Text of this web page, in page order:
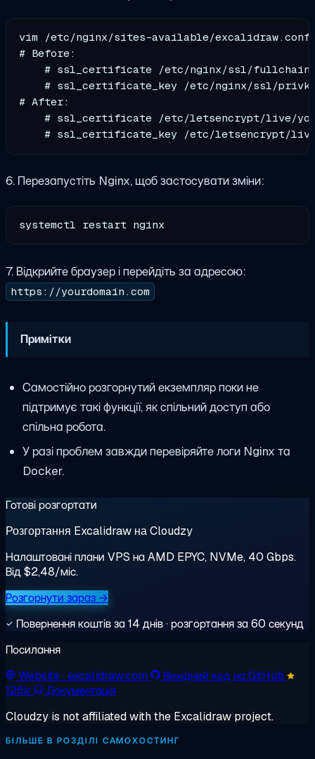
vim /etc/nginx/sites-available/excalidraw.conf
# Before:
# ssl_certificate /etc/nginx/ssl/
# ssl_certificate_key /etc/nginx/ssl/
# After:
# ssl_certificate /etc/letsencrypt/live/
6. Перезапустіть Nginx, щоб застосувати зміни:
7. Відкрийте браузер і перейдіть за адресою:
https://yourdomain.com
Примітки
Самостійно розгорнутий екземпляр поки не
підтримує такі функції, як спільний доступ або
спільна робота.
У разі проблем завжди перевіряйте логи Nginx та
Docker.
Готові розгортати
Розгортання Excalidraw на Cloudzy
Налаштовані плани VPS на AMD EPYC, NVMe, 40 Gbps.
Від $2,48/міс.
Розгорнути зараз →
Повернення коштів за 14 днів · розгортання за 60 секунд
Посилання
Website· excalidraw.com
Вихідний код на GitHub
126k
Документація
Cloudzy is not affiliated with the Excalidraw project.
БІЛЬШЕ В РОЗДІЛІ САМОХОСТИНГ